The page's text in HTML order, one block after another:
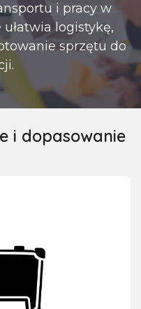
i pracy w
logistykę,
sprzętu do
i dopasowanie